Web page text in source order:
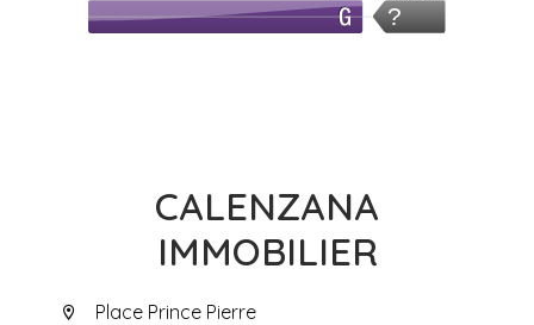
?
CALENZANA
IMMOBILIER
Place Prince Pierre